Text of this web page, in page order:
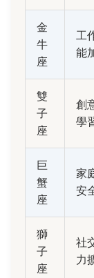
金
牛
座
工
能
雙
子
座
創
學
巨
蟹
座
家
安
獅
子
座
社
力